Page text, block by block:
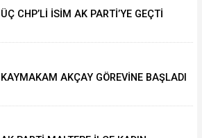
ÜÇ CHP’Lİ İSİM AK PARTİ’YE GEÇTİ
KAYMAKAM AKÇAY GÖREVİNE BAŞLADI